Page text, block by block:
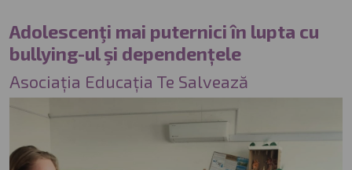
Adolescenţi mai puternici în lupta cu
bullying-ul şi dependențele
Asociația Educația Te Salvează